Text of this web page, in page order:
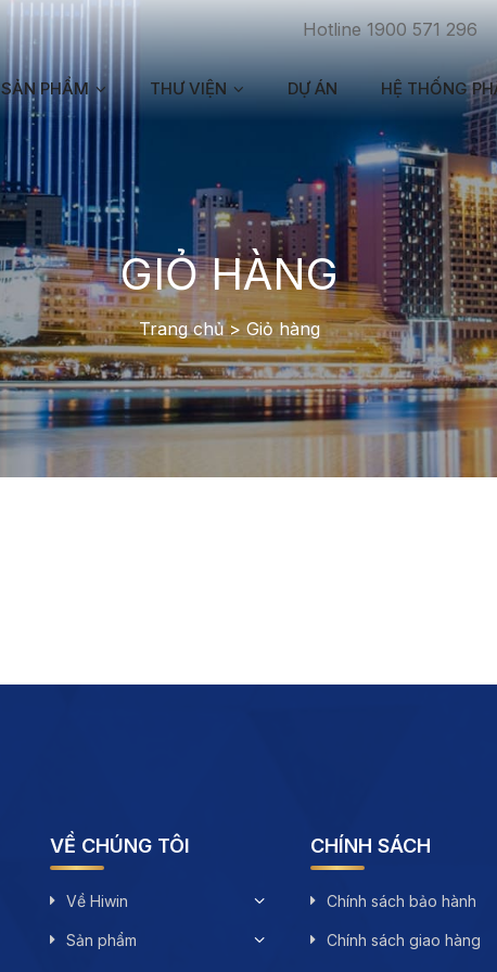
Hotline 1900 571 296
SẢN PHẨM THƯ VIỆN DỰ ÁN HỆ THỐNG
GIỎ HÀNG
Trang chủ>Giỏ hàng
VỀ CHÚNG TÔI
Về Hiwin
Sản phẩm
CHÍNH SÁCH
Chính sách bảo hành
Chính sách giao hàng